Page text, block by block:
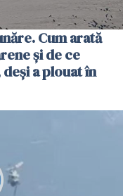
Cum arată
și de ce
a plouat în